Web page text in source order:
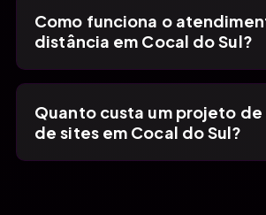
Como funciona o
distância em Cocal do Sul?
Quanto custa um projeto
de sites em Cocal do Sul?